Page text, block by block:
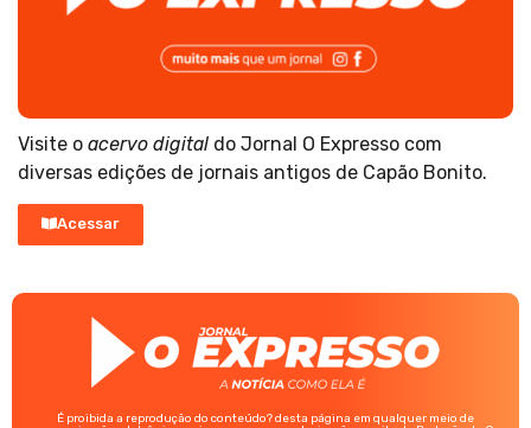
Visite o acervo digital do Jornal O Expresso com
diversas edições de jornais antigos de Capão Bonito.
Acessar
É proibida a reprodução do conteúdo? desta página em qualquer meio de